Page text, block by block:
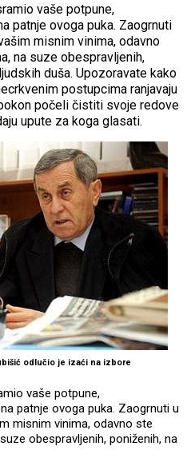
vaše potpune,
patnje ovoga puka. Zaogrnuti
misnim vinima, odavno
na suze obespravljenih,
duša. Upozoravate kako
postupcima ranjavaju
počeli čistiti svoje redove
upute za koga glasati.
odlučio je izaći na izbore
vaše potpune,
na patnje ovoga puka. Zaogrnuti u
misnim vinima, odavno ste
obespravljenih, poniženih, na